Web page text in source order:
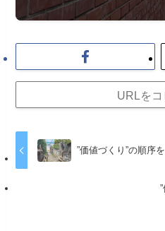
URLを
”価値づくり”の順序